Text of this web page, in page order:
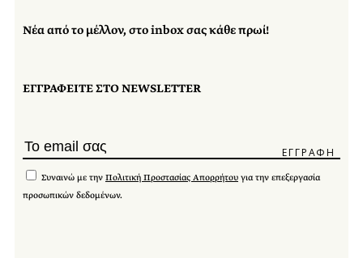
Νέα από το μέλλον, στο inbox σας κάθε πρωί!
ΕΓΓΡΑΦΕΙΤΕ ΣΤΟ NEWSLETTER
Συναινώ με την Πολιτική Προστασίας Απορρήτου για την επεξεργασία
προσωπικών δεδομένων.